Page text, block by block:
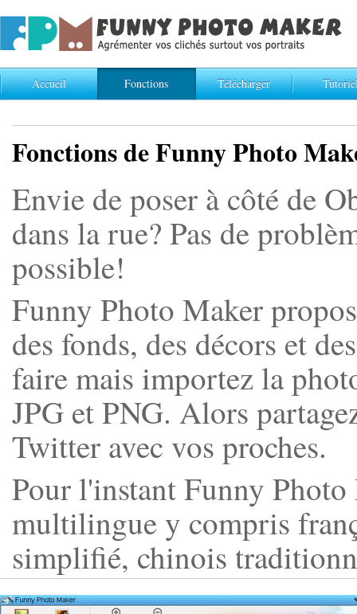
Accueil Fonctions Télécharger
Fonctions de Funny Photo
Envie de poser à côté de
dans la rue? Pas de
possible!
Funny Photo Maker
des fonds, des décors et
faire mais importez la
JPG et PNG. Alors
Twitter avec vos proches.
Pour l'instant Funny
multilingue y compris
simplifié, chinois